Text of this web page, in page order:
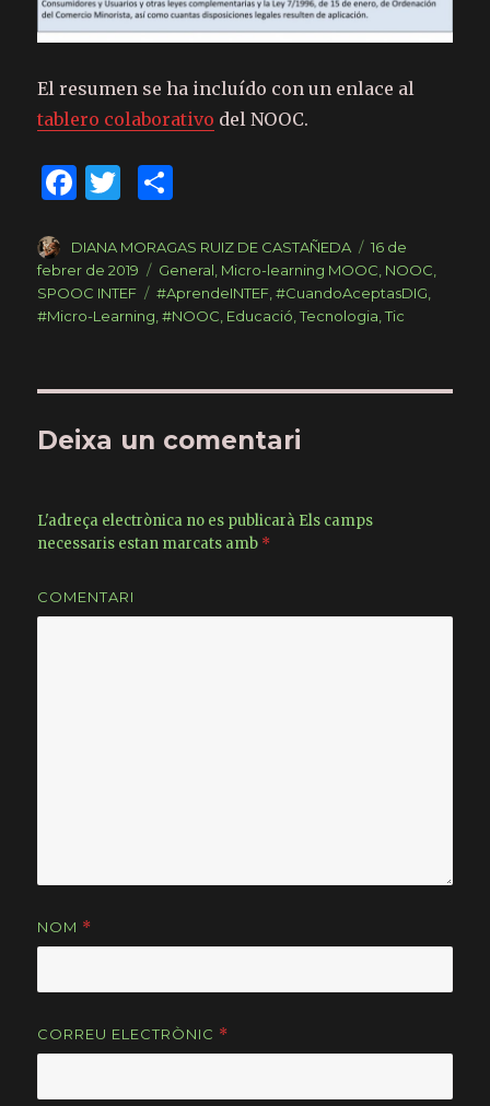
El resumen se ha incluído con un enlace al
tablero colaborativo del NOOC.
F
c
e
b
o
k
T
it
te
r
m
p
ar
ix
Author
DIANA MORAGAS RUIZ DE CASTAÑEDA
Posted
on
16 de
febrer de 2019
Categories
General Micro-learning MOOC, NOOC,
SPOOC INTEF
Tags
#AprendeINTEF ,#CuandoAceptasDIG
#Micro-Learning ,#NOOC Educació ,Tecnologia ,Tic
Deixa un comentari
L'adreça electrònica no es publicarà Els camps
necessaris estan marcats amb *
COMENTARI
NOM *
CORREU ELECTRÒNIC *